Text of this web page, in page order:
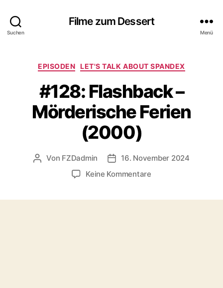
Suchen
Filme zum Dessert
Menü
Kategorien
EPISODEN LET'S TALK ABOUT SPANDEX
#128: Flashback –
Mörderische Ferien
(2000)
Beitragsautor
Von FZDadmin Veröffentlichungsdatum
16. November 2024
Keine Kommentarezu